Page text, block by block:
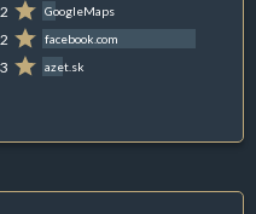
2 GoogleMaps
facebook.com
3 azet.sk